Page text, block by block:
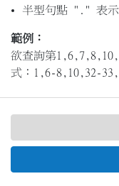
半型句點 "." 表示
範例：
欲查詢第
式：1,6-8,10,32-